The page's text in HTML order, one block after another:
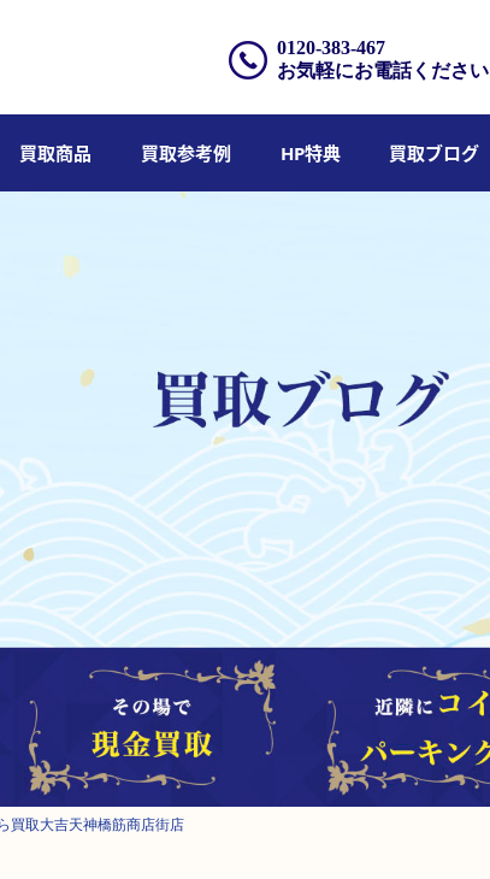
0120-383-467
お気軽にお電話ください
買取商品 買取参考例 HP特典 買取ブログ
買取大吉天神橋筋商店街店